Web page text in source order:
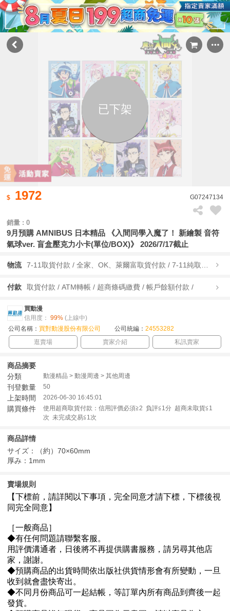
已下架
1972 G07247134
銷量 : 0
9月預購 AMNIBUS 日本精品 《入間同學入魔了！ 新繪製 音符
氣球ver. 盲盒壓克力小卡(單位/BOX)》 2026/7/17截止
物流
付款 取貨付款 / ATM轉帳 / 超商條碼繳費 / 帳戶餘額付款 /
買動漫
信用度： 99% (上線中)
公司名稱： 買對動漫股份有限公司 公司統編： 24553282
逛賣場
賣家介紹 私訊賣家
商品摘要
分類
動漫精品 > 動漫周邊 > 其他周邊
刊登數量 50
上架時間 2026-06-30 16:45:01
購買條件
使用超商取貨付款：信用評價必須≧2 負評≦1分 超商未取貨≦1
次 未完成交易≦1次
商品詳情
サイズ：（約）70×60mm
厚み：1mm
賣場規則